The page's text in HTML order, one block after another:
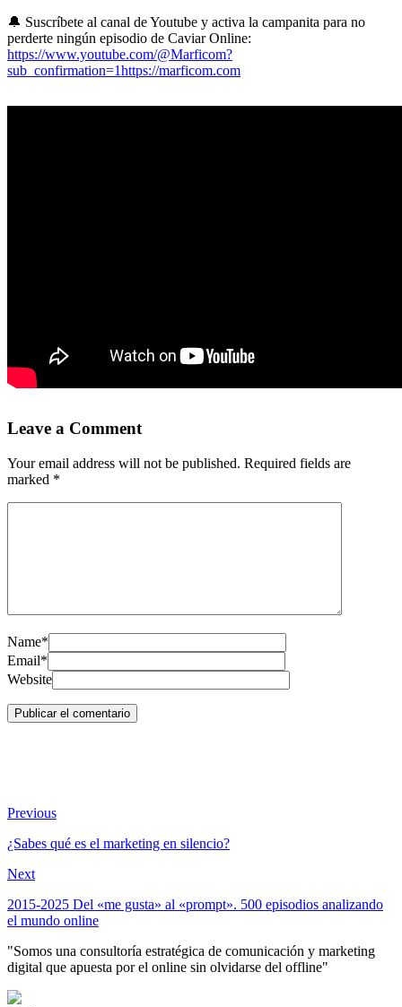
🔔 Suscríbete al canal de Youtube y activa la campanita para no
perderte ningún episodio de Caviar Online:
https://www.youtube.com/@Marficom?
sub_confirmation=1https://marficom.com
Leave a Comment
Your email address will not be published. Required fields are
marked *
Name*
Email*
Website
Previous
¿Sabes qué es el marketing en silencio?
Next
2015-2025 Del «me gusta» al «prompt». 500 episodios analizando
el mundo online
"Somos una consultoría estratégica de comunicación y marketing
digital que apuesta por el online sin olvidarse del offline"